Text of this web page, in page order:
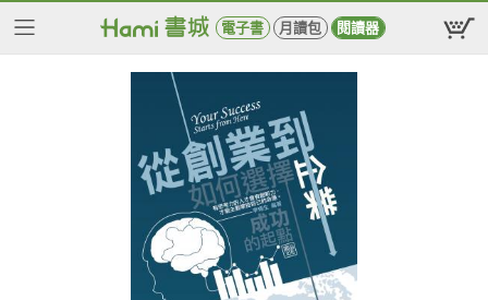
電子書 月讀包 閱讀器